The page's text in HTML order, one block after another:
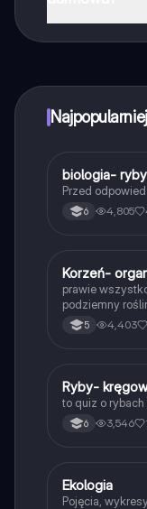
które również
BBiologia
biologia-
Przed
6 4,805
KBiologia
Korzeń-
prawie
podziemny
5 4,403
RBiologia
Ryby-
to quiz o
6 3,546
Biologia
Ekologia
Pojęcia,